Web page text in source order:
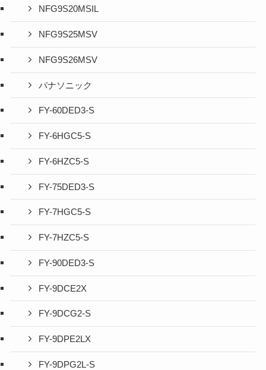
NFG9S20MSIL
NFG9S25MSV
NFG9S26MSV
パナソニック
FY-60DED3-S
FY-6HGC5-S
FY-6HZC5-S
FY-75DED3-S
FY-7HGC5-S
FY-7HZC5-S
FY-90DED3-S
FY-9DCE2X
FY-9DCG2-S
FY-9DPE2LX
FY-9DPG2L-S